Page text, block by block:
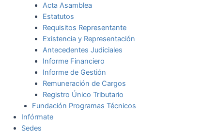
Acta Asamblea
Estatutos
Requisitos Representante
Existencia y Representación
Antecedentes Judiciales
Informe Financiero
Informe de Gestión
Remuneración de Cargos
Registro Único Tributario
Fundación Programas Técnicos
Infórmate
Sedes